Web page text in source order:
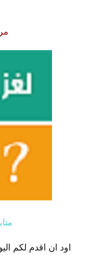
اود ان اقدم لكم